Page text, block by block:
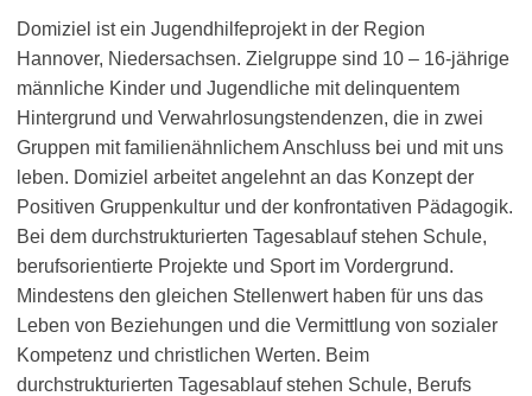
Domiziel ist ein Jugendhilfeprojekt in der Region
Hannover, Niedersachsen. Zielgruppe sind 10 – 16-jährige
männliche Kinder und Jugendliche mit delinquentem
Hintergrund und Verwahrlosungstendenzen, die in zwei
Gruppen mit familienähnlichem Anschluss bei und mit uns
leben. Domiziel arbeitet angelehnt an das Konzept der
Positiven Gruppenkultur und der konfrontativen Pädagogik.
Bei dem durchstrukturierten Tagesablauf stehen Schule,
berufsorientierte Projekte und Sport im Vordergrund.
Mindestens den gleichen Stellenwert haben für uns das
Leben von Beziehungen und die Vermittlung von sozialer
Kompetenz und christlichen Werten. Beim
durchstrukturierten Tagesablauf stehen Schule, Berufs